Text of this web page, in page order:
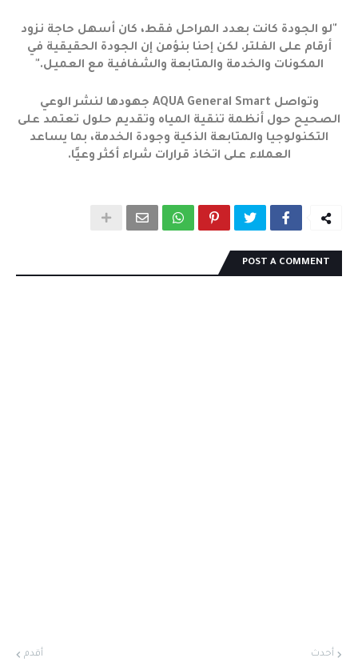
"لو الجودة كانت بعدد المراحل فقط، كان أسهل حاجة نزود
أرقام على الفلتر. لكن إحنا بنؤمن إن الجودة الحقيقية في
المكونات والخدمة والمتابعة والشفافية مع العميل."
وتواصل AQUA General Smart جهودها لنشر الوعي
الصحيح حول أنظمة تنقية المياه وتقديم حلول تعتمد على
التكنولوجيا والمتابعة الذكية وجودة الخدمة، بما يساعد
العملاء على اتخاذ قرارات شراء أكثر وعيًا.
POST A COMMENT
أحدث أقدم